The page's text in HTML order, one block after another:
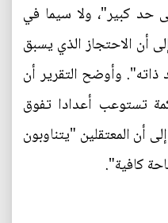
حد كبير"، ولا سيما في
أن الاحتجاز الذي يسبق
وأوضح التقرير أن
تستوعب أعدادا تفوق
لافتا إلى أن المعتقلين "يتناوبون
كافية".